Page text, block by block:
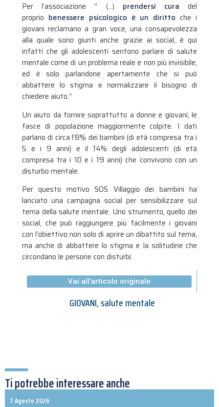
Per l’associazione ” (…) prendersi curadel
proprio benessere psicologico è un diritto che i
giovani reclamano a gran voce, una consapevolezza
alla quale sono giunti anche grazie ai social, è qui
infatti che gli adolescenti sentono parlare di salute
mentale come di un problema reale e non più invisibile,
ed è solo parlandone apertamente che si può
abbattere lo stigma e normalizzare il bisogno di
chiedere aiuto.”
Un aiuto da fornire soprattutto a donne e giovani, le
fasce di popolazione maggiormente colpite. I dati
parlano di circa l’8% dei bambini (di età compresa tra i
5 e i 9 anni) e il 14% degli adolescenti (di età
compresa tra i 10 e i 19 anni) che convivono con un
disturbo mentale.
Per questo motivo SOS Villaggio dei bambini ha
lanciato una campagna social per sensibilizzare sul
tema della salute mentale. Uno strumento, quello dei
social, che può raggiungere più facilmente i giovani
con l’obiettivo non solo di aprire un dibattito sul tema,
ma anche di abbattere lo stigma e la solitudine che
circondano le persone con disturbi.
Vai all'articolo originale
GIOVANI,salute mentale
Ti potrebbe interessare anche
7 Agosto 2026